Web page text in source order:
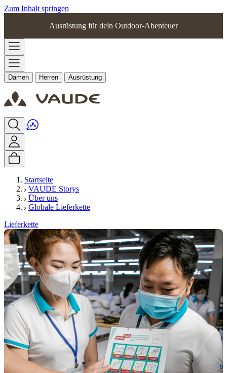
Zum Inhalt springen
Ausrüstung für dein Outdoor-Abenteuer
Damen Herren Ausrüstung
Startseite
VAUDE Storys
Über uns
Globale Lieferkette
Lieferkette